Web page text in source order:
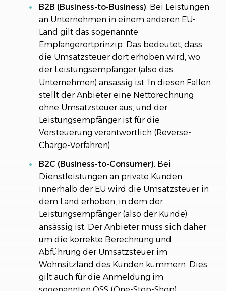
B2B (Business-to-Business): Bei Leistungen
an Unternehmen in einem anderen EU-
Land gilt das sogenannte
Empfängerortprinzip. Das bedeutet, dass
die Umsatzsteuer dort erhoben wird, wo
der Leistungsempfänger (also das
Unternehmen) ansässig ist. In diesen Fällen
stellt der Anbieter eine Nettorechnung
ohne Umsatzsteuer aus, und der
Leistungsempfänger ist für die
Versteuerung verantwortlich (Reverse-
Charge-Verfahren).
B2C (Business-to-Consumer): Bei
Dienstleistungen an private Kunden
innerhalb der EU wird die Umsatzsteuer in
dem Land erhoben, in dem der
Leistungsempfänger (also der Kunde)
ansässig ist. Der Anbieter muss sich daher
um die korrekte Berechnung und
Abführung der Umsatzsteuer im
Wohnsitzland des Kunden kümmern. Dies
gilt auch für die Anmeldung im